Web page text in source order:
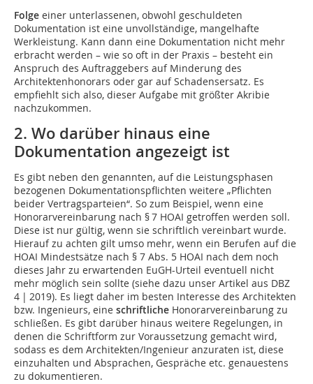
Folge einer unterlassenen, obwohl geschuldeten
Dokumentation ist eine unvollständige, mangelhafte
Werkleistung. Kann dann eine Dokumentation nicht mehr
erbracht werden – wie so oft in der Praxis – besteht ein
Anspruch des Auftraggebers auf Minderung des
Architektenhonorars oder gar auf Schadensersatz. Es
empfiehlt sich also, dieser Aufgabe mit größter Akribie
nachzukommen.
2. Wo darüber hinaus eine
Dokumentation angezeigt ist
Es gibt neben den genannten, auf die Leistungsphasen
bezogenen Dokumentationspflichten weitere „Pflichten
beider Vertragsparteien“. So zum Beispiel, wenn eine
Honorarvereinbarung nach § 7 HOAI getroffen werden soll.
Diese ist nur gültig, wenn sie schriftlich vereinbart wurde.
Hierauf zu achten gilt umso mehr, wenn ein Berufen auf die
HOAI Mindestsätze nach § 7 Abs. 5 HOAI nach dem noch
dieses Jahr zu erwartenden EuGH-Urteil eventuell nicht
mehr möglich sein sollte (siehe dazu unser Artikel aus DBZ
4 | 2019). Es liegt daher im besten Interesse des Architekten
bzw. Ingenieurs, eine schriftliche Honorarvereinbarung zu
schließen. Es gibt darüber hinaus weitere Regelungen, in
denen die Schriftform zur Voraussetzung gemacht wird,
sodass es dem Architekten/Ingenieur anzuraten ist, diese
einzuhalten und Absprachen, Gespräche etc. genauestens
zu dokumentieren.